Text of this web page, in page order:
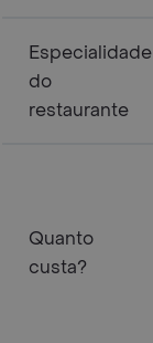
Especialidade
do
restaurante
Quanto
custa?